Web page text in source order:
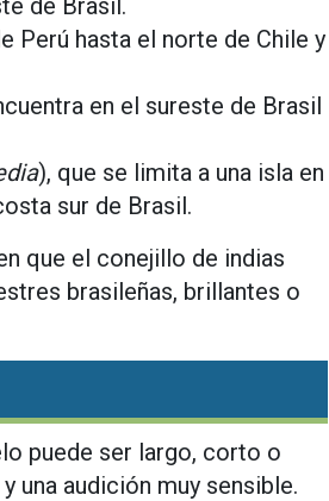
Perú hasta el norte de Chile y
en el sureste de Brasil
), que se limita a una isla en
sur de Brasil.
que el conejillo de indias
brasileñas, brillantes o
puede ser largo, corto o
una audición muy sensible.